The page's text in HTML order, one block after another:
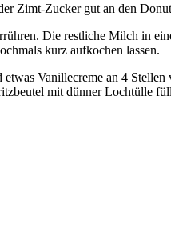
Zimt-Zucker gut an den
Die restliche Milch in
kurz aufkochen lassen.
Vanillecreme an 4
mit dünner Lochtülle